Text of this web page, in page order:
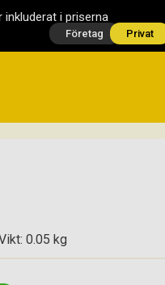
inkluderat i priserna
Företag Privat
0.05 kg